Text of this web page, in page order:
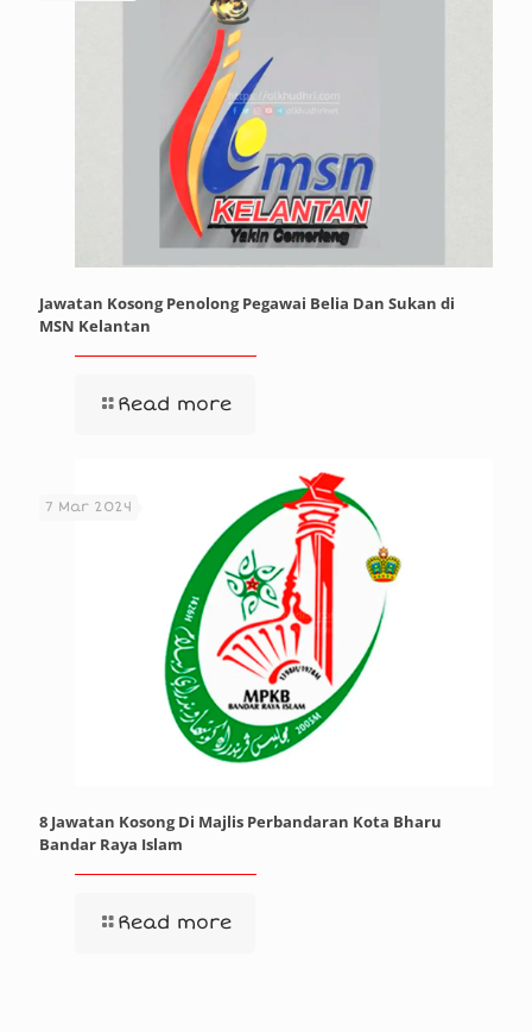
Jawatan Kosong Penolong Pegawai Belia Dan Sukan di
MSN Kelantan
Read more
7 Mar 2024
8 Jawatan Kosong Di Majlis Perbandaran Kota Bharu
Bandar Raya Islam
Read more